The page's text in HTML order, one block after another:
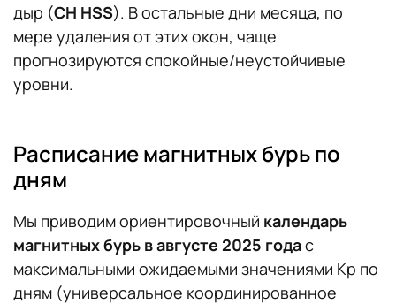
дыр (CH HSS). В остальные дни месяца, по
мере удаления от этих окон, чаще
прогнозируются спокойные/неустойчивые
уровни.
Расписание магнитных бурь по
дням
Мы приводим ориентировочный календарь
магнитных бурь в августе 2025 годас
максимальными ожидаемыми значениями Kp по
дням (универсальное координированное